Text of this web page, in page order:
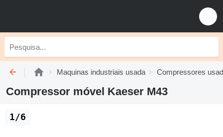
Maquinas industriais usada Compressores
Compressor móvel Kaeser M43
1/6